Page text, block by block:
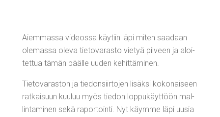
Aiem­mas­sa videos­sa käy­tiin läpi miten saa­daan
ole­mas­sa ole­va tie­to­va­ras­to vie­tyä pil­veen ja aloi­
tet­tua tämän pääl­le uuden kehittäminen.
Tie­to­va­ras­ton ja tie­don­siir­to­jen lisäk­si koko­nai­seen
rat­kai­suun kuu­luu myös tie­don lop­pu­käyt­töön mal­
lin­ta­mi­nen sekä rapor­toin­ti. Nyt käym­me läpi uusia